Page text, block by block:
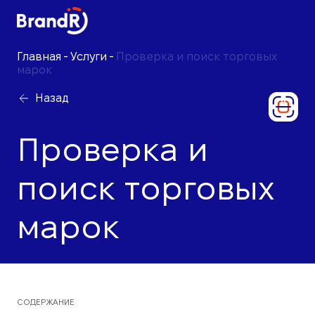
Назад
Главная - Услуги - Проверка и поиск торговых
марок
Проверка и
поиск торговых
марок
СОДЕРЖАНИЕ